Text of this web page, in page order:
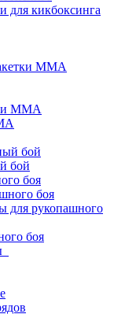
для кикбоксинга
ММА
ММА
бой
бой
боя
боя
для рукопашного
боя